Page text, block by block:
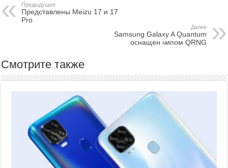
Предыдущее
Представлены Meizu 17 и 17
Pro
Далее
Samsung Galaxy A Quantum
оснащен чипом QRNG
Смотрите также